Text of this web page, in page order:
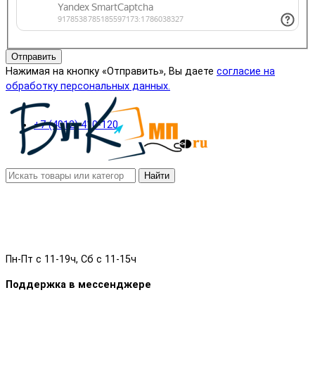
+7 (4012) 410-120
Пн-Пт с 11-19ч, Сб с 11-15ч
Поддержка в мессенджере
Отправить
Нажимая на кнопку «Отправить», Вы даете согласие на
обработку персональных данных.
Найти